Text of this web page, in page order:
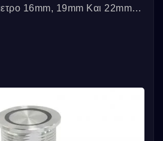
16mm, 19mm Και 22mm